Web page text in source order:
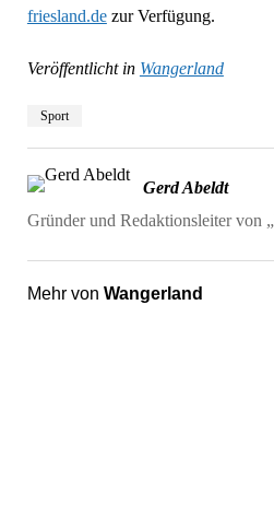
friesland.dezur Verfügung.
Veröffentlicht in Wangerland
Sport
Gerd Abeldt
Gründer und Redaktionsleiter von
Mehr von Wangerland